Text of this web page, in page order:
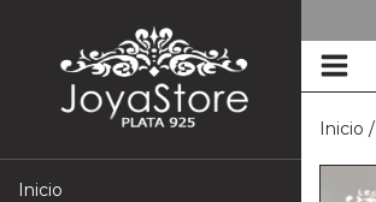
Inicio
Inicio /